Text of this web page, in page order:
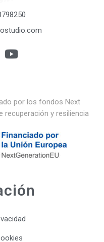
por los fondos Next
recuperación y resiliencia